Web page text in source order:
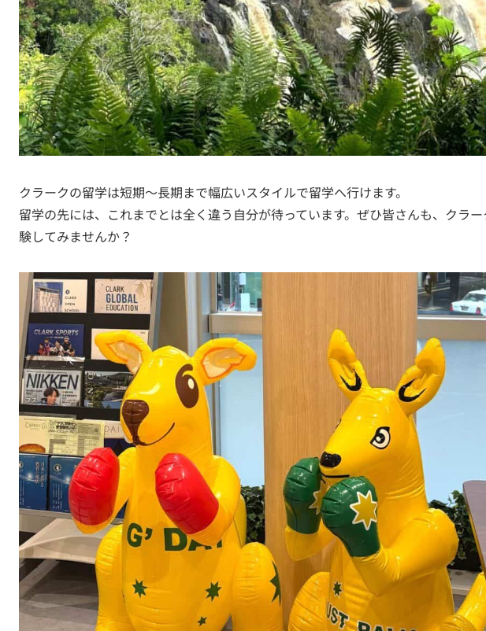
クラークの留学は短期～長期まで幅広いスタイルで留学へ行けます。
留学の先には、これまでとは全く違う自分が待っています。ぜひ皆さんも、クラ
験してみませんか？